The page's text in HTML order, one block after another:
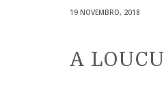
19 NOVEMBRO, 2018
A